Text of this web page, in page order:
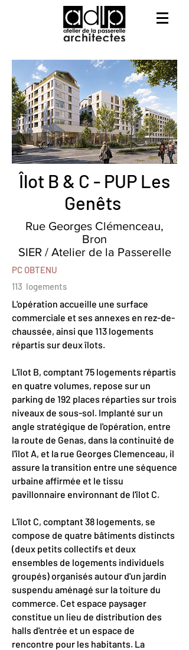
Îlot B & C - PUP Les
Genêts
Rue Georges Clémenceau,
Bron
SIER / Atelier de la Passerelle
PC OBTENU
113 logements
L'opération accueille une surface
commerciale et ses annexes en rez-de-
chaussée, ainsi que 113 logements
répartis sur deux îlots.
L'îlot B, comptant 75 logements répartis
en quatre volumes, repose sur un
parking de 192 places réparties sur trois
niveaux de sous-sol. Implanté sur un
angle stratégique de l'opération, entre
la route de Genas, dans la continuité de
l'îlot A, et la rue Georges Clemenceau, il
assure la transition entre une séquence
urbaine affirmée et le tissu
pavillonnaire environnant de l'îlot C.
L'îlot C, comptant 38 logements, se
compose de quatre bâtiments distincts
(deux petits collectifs et deux
ensembles de logements individuels
groupés) organisés autour d'un jardin
suspendu aménagé sur la toiture du
commerce. Cet espace paysager
constitue un lieu de distribution des
halls d'entrée et un espace de
rencontre pour les habitants. La